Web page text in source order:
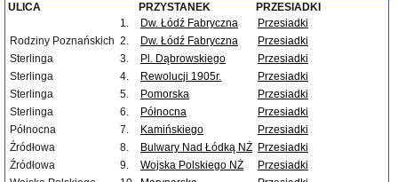
ULICA PRZYSTANEK
PRZESIADKI
1.
Dw. Łódź Fabryczna
Przesiadki
Rodziny Poznańskich 2. Dw. Łódź Fabryczna
Przesiadki
Sterlinga
3. Pl. Dąbrowskiego
Przesiadki
Sterlinga
4. Rewolucji 1905r.
Przesiadki
Sterlinga
5. Pomorska
Przesiadki
Sterlinga
6. Północna
Przesiadki
Północna
7. Kamińskiego
Przesiadki
Źródłowa
8. Bulwary Nad Łódką NŻ Przesiadki
Źródłowa
9. Wojska Polskiego NŻ
Przesiadki